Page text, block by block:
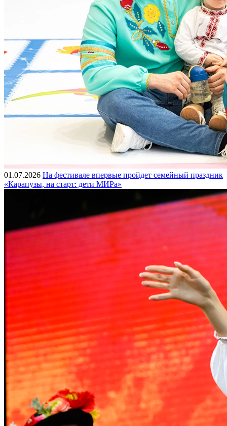
01.07.2026 На фестивале впервые пройдет семейный праздник
«Карапузы, на старт: дети МИРа»